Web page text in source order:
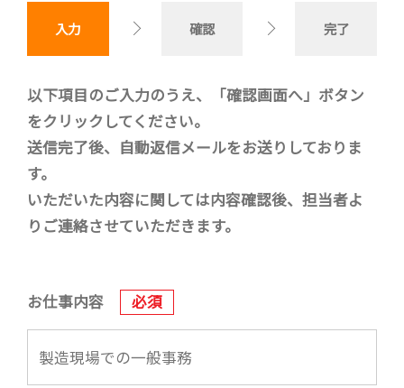
入力 確認 完了
以下項目のご入力のうえ、「確認画面へ」ボタン
をクリックしてください。
送信完了後、自動返信メールをお送りしておりま
す。
いただいた内容に関しては内容確認後、担当者よ
りご連絡させていただきます。
お仕事内容 必須